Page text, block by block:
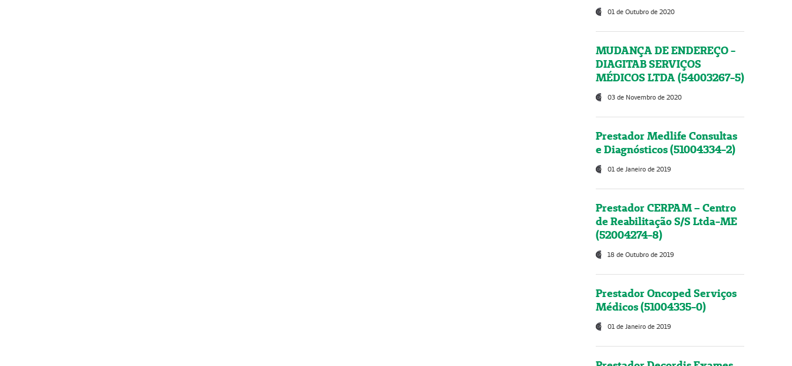
01 de Outubro de 2020
MUDANÇA DE ENDEREÇO -
DIAGITAB SERVIÇOS
MÉDICOS LTDA (54003267-5)
03 de Novembro de 2020
Prestador Medlife Consultas
e Diagnósticos (51004334-2)
01 de Janeiro de 2019
Prestador CERPAM – Centro
de Reabilitação S/S Ltda-ME
(52004274-8)
18 de Outubro de 2019
Prestador Oncoped Serviços
Médicos (51004335-0)
01 de Janeiro de 2019